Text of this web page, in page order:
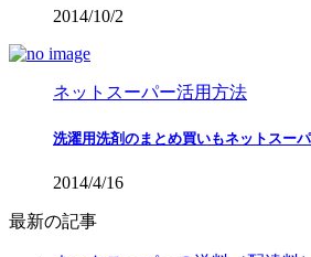
2014/10/2
ネットスーパー活用方法
洗濯用洗剤のまとめ買いもネットスーパ
2014/4/16
最新の記事